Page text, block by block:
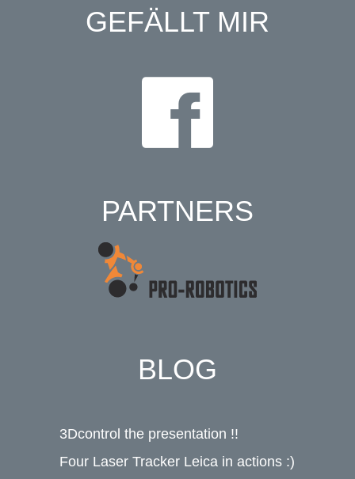
GEFÄLLT MIR
PARTNERS
BLOG
3Dcontrol the presentation !!
Four Laser Tracker Leica in actions :)